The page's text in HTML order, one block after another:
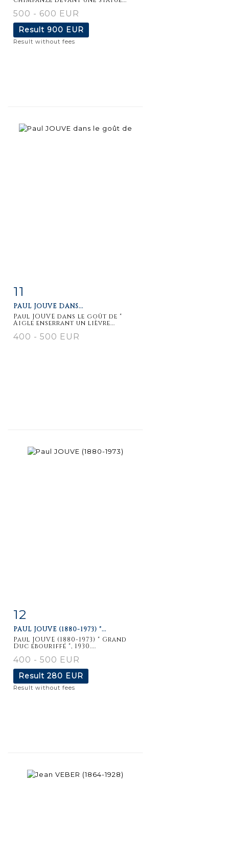
500 - 600 EUR
Result 900 EUR
Result without fees
11
PAUL JOUVE DANS...
Paul JOUVE dans le goût de "
Aigle enserrant un lièvre...
400 - 500 EUR
Item detail
12
PAUL JOUVE (1880-1973) "...
Paul JOUVE (1880-1973) " Grand
Duc ébouriffé ", 1930....
400 - 500 EUR
Result 280 EUR
Result without fees